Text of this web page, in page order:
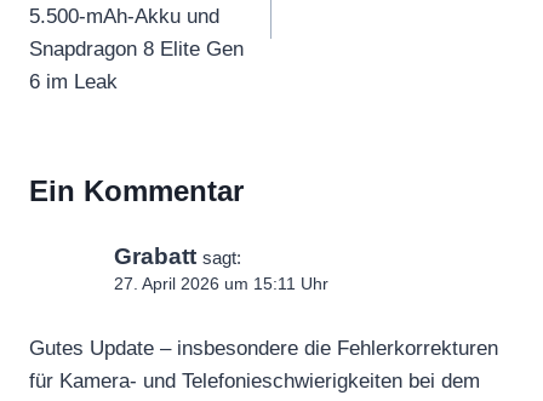
5.500-mAh-Akku und
Snapdragon 8 Elite Gen
6 im Leak
Ein Kommentar
Grabatt sagt:
27. April 2026 um 15:11 Uhr
Gutes Update – insbesondere die Fehlerkorrekturen
für Kamera- und Telefonieschwierigkeiten bei dem